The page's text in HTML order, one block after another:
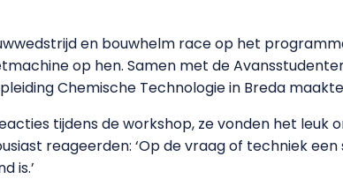
en bouwhelm race op het
op hen. Samen met de
Chemische Technologie in Breda
tijdens de workshop, ze vonden het leuk
reageerden: ‘Op de vraag of techniek een
is.’